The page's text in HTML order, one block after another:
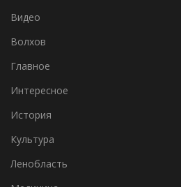
Без Рубрики
Видео
Волхов
Главное
Интересное
История
Культура